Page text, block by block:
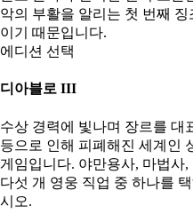
악의 부활을 알리는 첫 번째
이기 때문입니다.
에디션 선택
디아블로 III
수상 경력에 빛나며 장르를 대
등으로 인해 피폐해진 세계인
게임입니다. 야만용사, 마법사
다섯 개 영웅 직업 중 하나를
시오.